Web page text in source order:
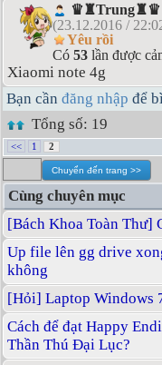
♛♜Trung♜♛
(23.12.2016 /
Yêu rồi
Có 53 lần được
Xiaomi note 4g
Bạn cần đăng nhập để
Tổng số: 19
<< 1 2
Cùng chuyên mục
[Bách Khoa Toàn Thư]
Up file lên gg drive
không
[Hỏi] Laptop Windows
Cách để đạt Happy
Thần Thú Đại Lục?